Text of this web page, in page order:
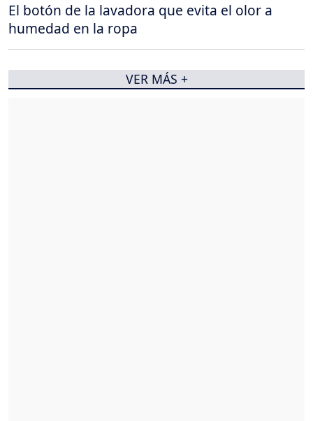
El botón de la lavadora que evita el olor a
humedad en la ropa
VER MÁS +